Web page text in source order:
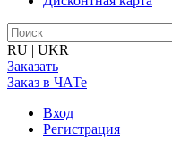
RU | UKR
Заказать
Заказ в ЧАТе
Вход
Регистрация